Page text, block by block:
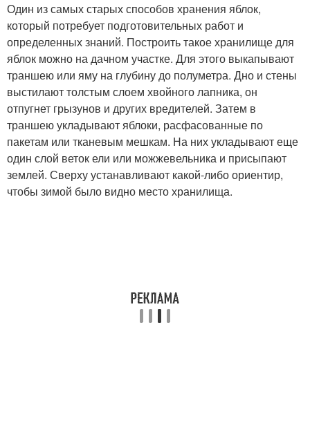
Один из самых старых способов хранения яблок,
который потребует подготовительных работ и
определенных знаний. Построить такое хранилище для
яблок можно на дачном участке. Для этого выкапывают
траншею или яму на глубину до полуметра. Дно и стены
выстилают толстым слоем хвойного лапника, он
отпугнет грызунов и других вредителей. Затем в
траншею укладывают яблоки, расфасованные по
пакетам или тканевым мешкам. На них укладывают еще
один слой веток ели или можжевельника и присыпают
землей. Сверху устанавливают какой-либо ориентир,
чтобы зимой было видно место хранилища.